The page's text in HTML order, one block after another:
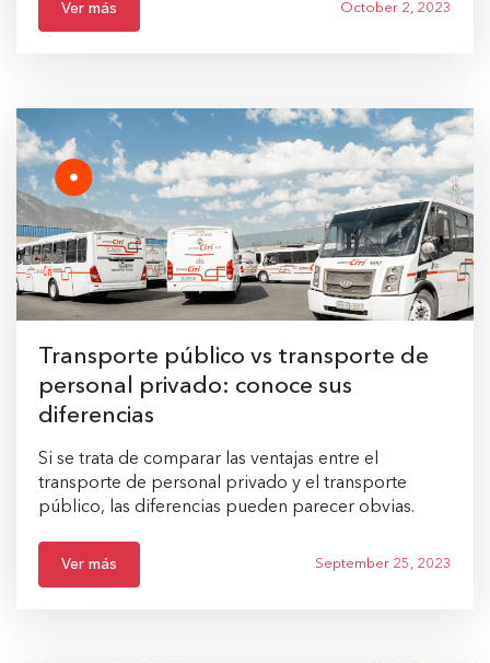
Ver más October 2, 2023
Transporte público vs transporte de
personal privado: conoce sus
diferencias
Si se trata de comparar las ventajas entre el
transporte de personal privado y el transporte
público, las diferencias pueden parecer obvias.
Ver más September 25, 2023